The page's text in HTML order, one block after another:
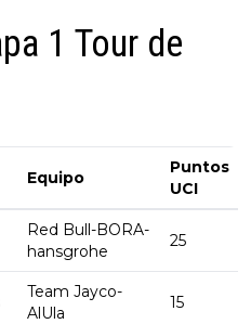
1 Tour de
Equipo
Puntos
UCI
Red Bull-BORA-
hansgrohe
25
Team Jayco-
AlUla
15